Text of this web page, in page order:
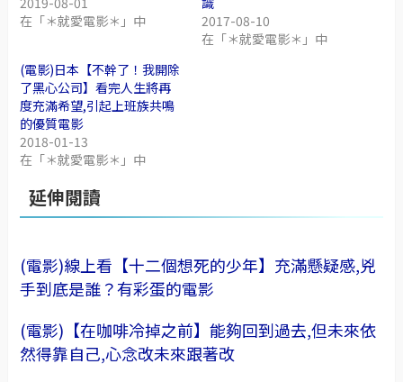
在「＊就愛電影＊」中
2017-08-10
在「＊就愛電影＊」中
(電影)日本【不幹了！我開除
了黑心公司】看完人生將再
度充滿希望,引起上班族共鳴
的優質電影
2018-01-13
在「＊就愛電影＊」中
延伸閱讀
(電影)線上看【十二個想死的少年】充滿懸疑感,兇
手到底是誰？有彩蛋的電影
(電影)【在咖啡冷掉之前】能夠回到過去,但未來依
然得靠自己,心念改未來跟著改